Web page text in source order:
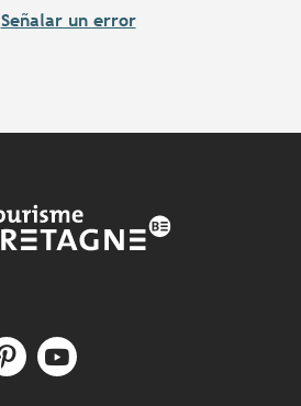
Señalar un error